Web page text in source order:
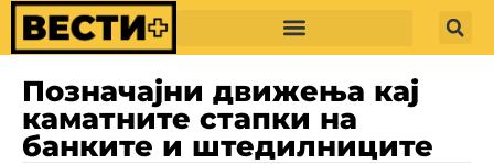
Позначајни движења кај
каматните стапки на
банките и штедилниците